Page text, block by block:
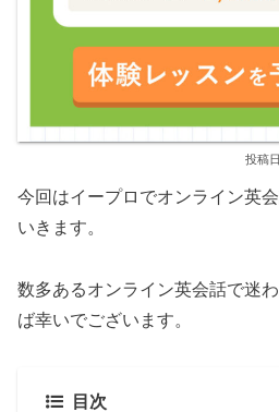
今回はイープロでオンライン英
いきます。
数多あるオンライン英会話で迷
ば幸いでございます。
目次